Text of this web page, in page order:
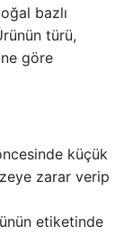
bazlı
türü,
göre
küçük
zarar verip
etiketinde